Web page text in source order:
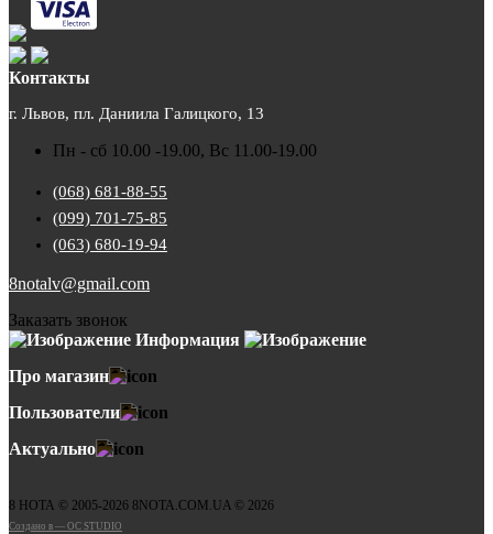
Контакты
г. Львов, пл. Даниила Галицкого, 13
Пн - сб 10.00 -19.00, Вс 11.00-19.00
(068) 681-88-55
(099) 701-75-85
(063) 680-19-94
8notalv@gmail.com
Заказать звонок
Информация
Про магазин
Пользователи
Актуально
8 НОТА © 2005-2026 8NOTA.COM.UA © 2026
Создано в — OC STUDIO